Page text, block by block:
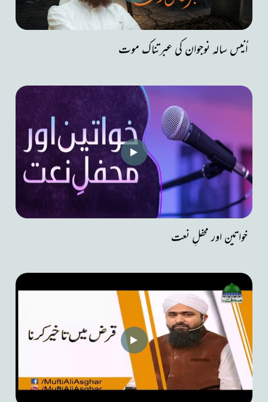
اُنیس سالہ نوجوان کی عبرتناک موت
خواتین اور محفلِ نعت